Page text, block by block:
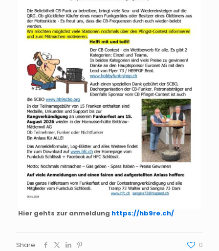
Hier gehts zur anmeldung https://hb9re.ch/
Share 0